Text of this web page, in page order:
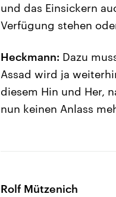
und das Einsickern
Verfügung stehen
Heckmann: Dazu
Assad wird ja
diesem Hin und Her,
nun keinen Anlass
Rolf Mützenich